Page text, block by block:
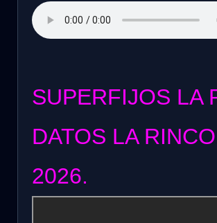
SUPERFIJOS LA
DATOS LA
2026.